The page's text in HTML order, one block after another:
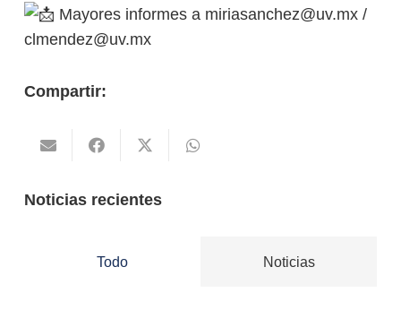
Mayores informes a miriasanchez@uv.mx /
clmendez@uv.mx
Compartir:
Noticias recientes
Todo Noticias